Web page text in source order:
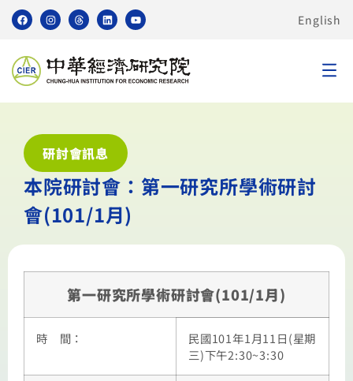
English
研討會訊息
本院研討會：第一研究所學術研討
會(101/1月)
第一研究所學術研討會(101/1月)
時 間：
民國101年1月11日(星期
三)下午2:30~3:30